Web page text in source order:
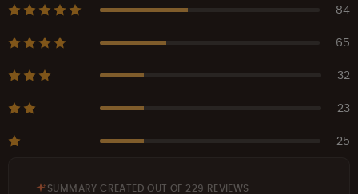
84
65
32
23
25
SUMMARY CREATED OUT OF 229 REVIEWS